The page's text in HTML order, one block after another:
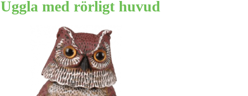
Uggla med rörligt huvud